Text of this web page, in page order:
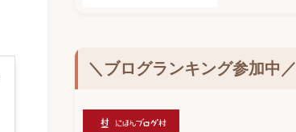
＼ブログランキング参加中／